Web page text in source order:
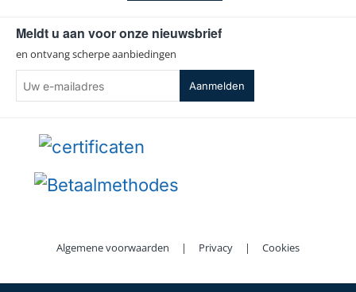
Meldt u aan voor onze nieuwsbrief
en ontvang scherpe aanbiedingen
e-
mailadres
Aanmelden
Algemene voorwaarden | Privacy | Cookies